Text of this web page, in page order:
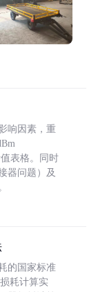
响因素，重
表格。同时
器问题）及
的国家标准
耗计算实